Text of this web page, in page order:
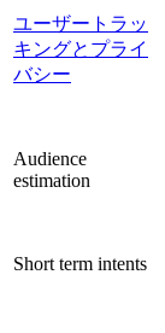
ユーザートラッ
キングとプライ
バシー
Audience
estimation
Short term intents